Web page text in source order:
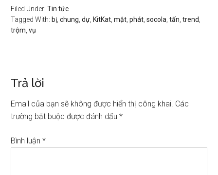
Filed Under:Tin tức
Tagged With: bị ,chung ,dự KitKat ,mật ,phát ,socola ,tấn ,trend
trộm ,vụ
Trả lời
Email của bạn sẽ không được hiển thị công khai. Các
trường bắt buộc được đánh dấu*
Bình luận*